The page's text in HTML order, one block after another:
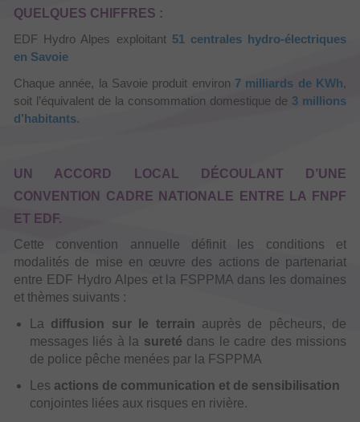
QUELQUES CHIFFRES :
EDF Hydro Alpes exploitant 51 centrales hydro-électriques
en Savoie
Chaque année, la Savoie produit environ 7 milliards de KWh,
soit l’équivalent de la consommation domestique de 3 millions
d’habitants.
UN ACCORD LOCAL DÉCOULANT D’UNE
CONVENTION CADRE NATIONALE ENTRE LA FNPF
ET EDF.
Cette convention annuelle définit les conditions et
modalités de mise en œuvre des actions de partenariat
entre EDF Hydro Alpes et la FSPPMA dans les domaines
et thèmes suivants :
La diffusion sur le terrain auprès de pêcheurs, de
messages liés à la sureté dans le cadre des missions
de police pêche menées par la FSPPMA
Les actions de communication et de sensibilisation
conjointes liées aux risques en rivière.